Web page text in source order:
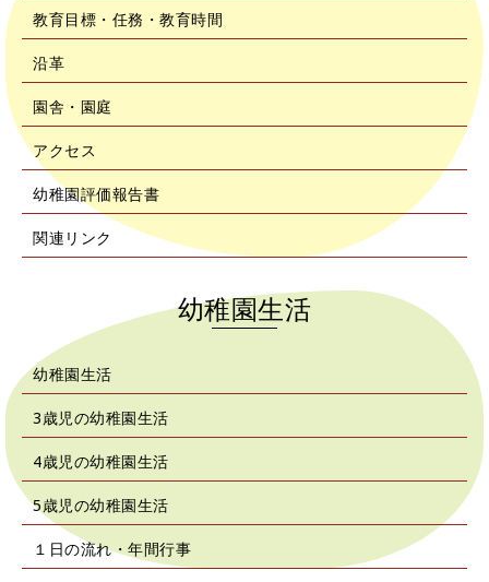
教育目標・任務・教育時間
沿革
園舎・園庭
アクセス
幼稚園評価報告書
関連リンク
幼稚園生活
幼稚園生活
3歳児の幼稚園生活
4歳児の幼稚園生活
5歳児の幼稚園生活
１日の流れ・年間行事